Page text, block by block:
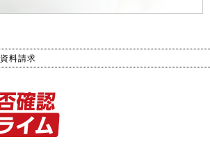
資料請求